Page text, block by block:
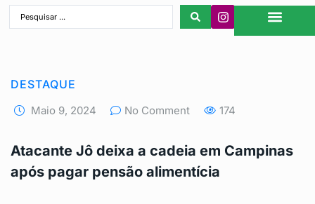
DESTAQUE
Maio 9, 2024 No Comment 174
Atacante Jô deixa a cadeia em Campinas
após pagar pensão alimentícia